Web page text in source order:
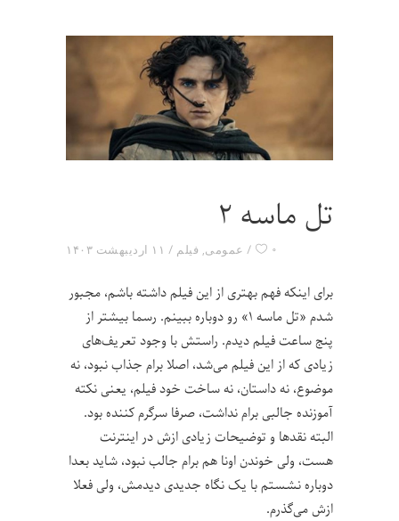
تل ماسه ۲
۱۱ اردیبهشت ۱۴۰۳ عمومی, فیلم ۰
برای اینکه فهم بهتری از این فیلم داشته باشم، مجبور
شدم «تل ماسه ۱» رو دوباره ببینم. رسما بیشتر از
پنج ساعت فیلم دیدم. راستش با وجود تعریف‌های
زیادی که از این فیلم می‌شد، اصلا برام جذاب نبود، نه
موضوع، نه داستان، نه ساخت خود فیلم، یعنی نکته
آموزنده جالبی برام نداشت، صرفا سرگرم کننده بود.
البته نقدها و توضیحات زیادی ازش در اینترنت
هست، ولی خوندن اونا هم برام جالب نبود، شاید بعدا
دوباره نشستم با یک نگاه جدیدی دیدمش، ولی فعلا
ازش می‌گذرم.